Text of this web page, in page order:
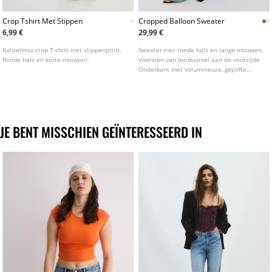
Crop Tshirt Met Stippen
6,99 €
Katoenmix crop T-shirt met stippenprint.
Ronde hals en korte mouwen.
Cropped Balloon Sweater
29,99 €
Sweater met ronde hals en lange mouwen.
Voorzien van borduursel aan de voorzijde.
Onderkant met volumineuze, gepofte
JE BENT MISSCHIEN GEÏNTERESSEERD IN